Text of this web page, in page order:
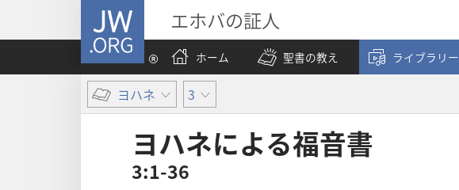
JW.ORG エホバの証人
ホーム
聖書の教え ライブラリー
ヨハネ 3
ヨハネ​に​よる​福音​書
3:1-36